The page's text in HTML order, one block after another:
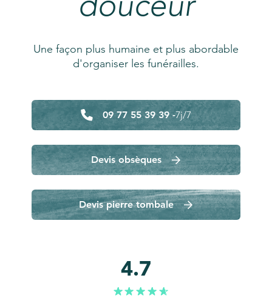
Une façon plus humaine et plus abordable
d'organiser les funérailles.
09 77 55 39 39 -7j/7
Devis obsèques
Devis pierre tombale
4.7